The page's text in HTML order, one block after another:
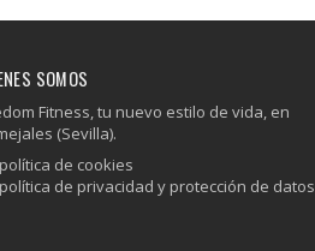
SOMOS
Fitness, tu nuevo estilo de vida, en
(Sevilla).
de cookies
de privacidad y protección de datos